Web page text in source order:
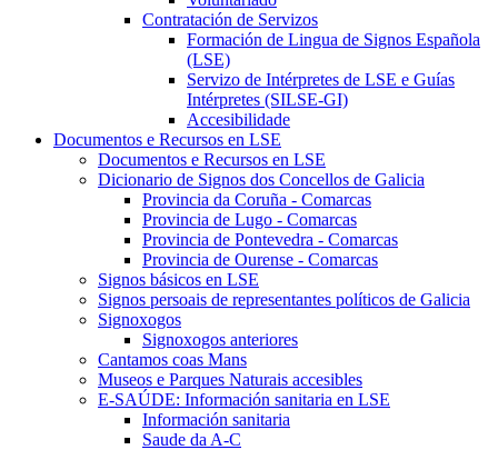
Contratación de Servizos
Formación de Lingua de Signos Española
(LSE)
Servizo de Intérpretes de LSE e Guías
Intérpretes (SILSE-GI)
Accesibilidade
Documentos e Recursos en LSE
Documentos e Recursos en LSE
Dicionario de Signos dos Concellos de Galicia
Provincia da Coruña - Comarcas
Provincia de Lugo - Comarcas
Provincia de Pontevedra - Comarcas
Provincia de Ourense - Comarcas
Signos básicos en LSE
Signos persoais de representantes políticos de Galicia
Signoxogos
Signoxogos anteriores
Cantamos coas Mans
Museos e Parques Naturais accesibles
E-SAÚDE: Información sanitaria en LSE
Información sanitaria
Saude da A-C